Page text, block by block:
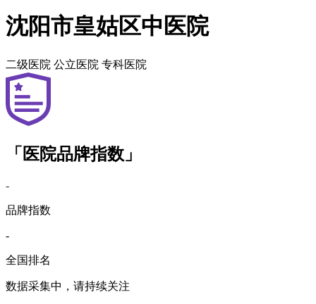
沈阳市皇姑区中医院
二级医院 公立医院 专科医院
「医院品牌指数」
-
品牌指数
-
全国排名
数据采集中，请持续关注